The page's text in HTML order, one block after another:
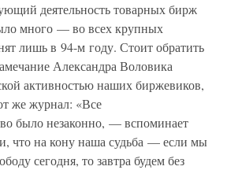
деятельность товарных бирж
много — во всех крупных
лишь в 94-м году. Стоит обратить
Александра Воловика
активностью наших биржевиков,
же журнал: «Все
было незаконно, — вспоминает
на кону наша судьба — если мы
сегодня, то завтра будем без